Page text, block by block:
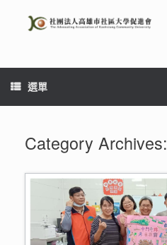
content
選單
Category Archives: